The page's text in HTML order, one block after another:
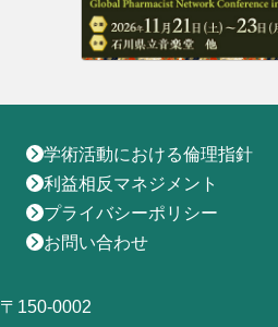
学術活動における倫理指針
利益相反マネジメント
プライバシーポリシー
お問い合わせ
〒150-0002